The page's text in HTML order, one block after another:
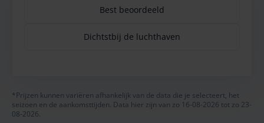
Best beoordeeld
Dichtstbij de luchthaven
*Prijzen kunnen variëren afhankelijk van de data die je selecteert, het
seizoen en de aankomsttijden. Data hier zijn van zo 16-08-2026 tot zo 23-
08-2026.